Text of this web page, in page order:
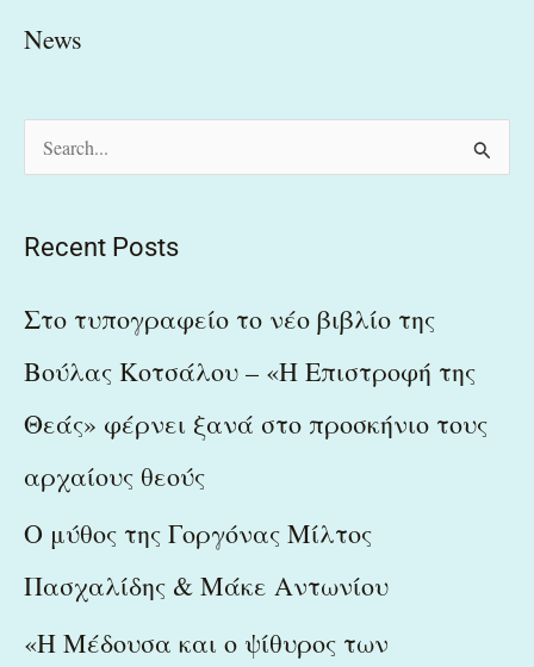
News
c
f
o
Recent Posts
Στο τυπογραφείο το νέο βιβλίο της
Βούλας Κοτσάλου – «Η Επιστροφή της
Θεάς» φέρνει ξανά στο προσκήνιο τους
αρχαίους θεούς
Ο μύθος της Γοργόνας Μίλτος
Πασχαλίδης & Μάκε Αντωνίου
«Η Μέδουσα και ο ψίθυρος των